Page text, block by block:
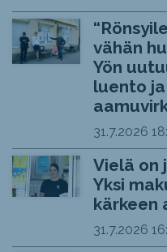
vähän
Yön
luento
31.7.2026
Vielä on
Yksi
kärkeen
31.7.2026